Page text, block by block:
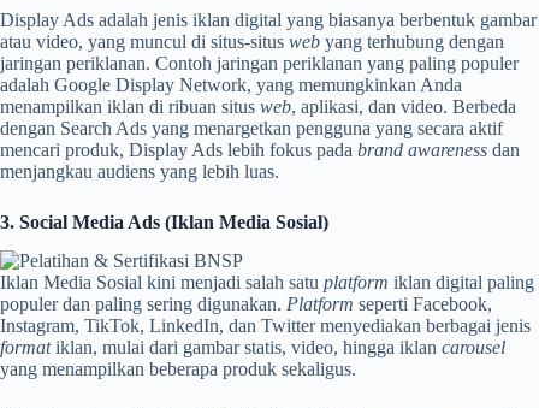
Display Ads adalah jenis iklan digital yang biasanya berbentuk gambar
atau video, yang muncul di situs-situs web yang terhubung dengan
jaringan periklanan. Contoh jaringan periklanan yang paling populer
adalah Google Display Network, yang memungkinkan Anda
menampilkan iklan di ribuan situs web, aplikasi, dan video. Berbeda
dengan Search Ads yang menargetkan pengguna yang secara aktif
mencari produk, Display Ads lebih fokus pada brand awareness dan
menjangkau audiens yang lebih luas.
3. Social Media Ads (Iklan Media Sosial)
Iklan Media Sosial kini menjadi salah satu platform iklan digital paling
populer dan paling sering digunakan. Platform seperti Facebook,
Instagram, TikTok, LinkedIn, dan Twitter menyediakan berbagai jenis
formatiklan, mulai dari gambar statis, video, hingga iklan carousel
yang menampilkan beberapa produk sekaligus.